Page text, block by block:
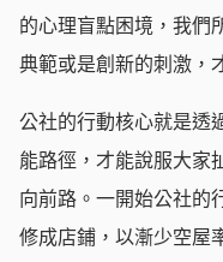
的心理盲點困境，我們
典範或是創新的刺激，
公社的行動核心就是透
能路徑，才能說服大家
向前路。一開始公社的
修成店鋪，以漸少空屋